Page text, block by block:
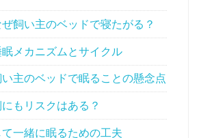
飼い主のベッドで寝たがる？
メカニズムとサイクル
主のベッドで眠ることの懸念点
にもリスクはある？
一緒に眠るための工夫